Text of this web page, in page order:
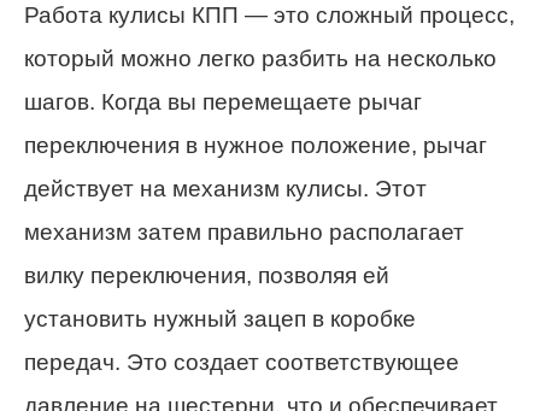
Работа кулисы КПП — это сложный процесс,
который можно легко разбить на несколько
шагов. Когда вы перемещаете рычаг
переключения в нужное положение, рычаг
действует на механизм кулисы. Этот
механизм затем правильно располагает
вилку переключения, позволяя ей
установить нужный зацеп в коробке
передач. Это создает соответствующее
давление на шестерни, что и обеспечивает